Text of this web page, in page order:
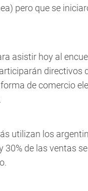
pero que se
asistir hoy al
directivos
de comercio
utilizan los
30% de las ventas